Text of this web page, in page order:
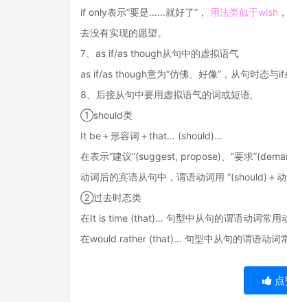
if only表示“要是……就好了”，
用法类似于wish
去没有实现的愿望。
7、as if/as though从句中的虚拟语气
as if/as though意为“仿佛、好像”，从句时态与if
8、后接从句中要用虚拟语气的词或短语,
①should类
It be＋形容词＋that… (should)…
在表示“建议”(suggest, propose)、“要求
动词后的宾语从句中，谓语动词用 “(should)＋动
②过去时态类
在It is time (that)… 句型中从句的谓语动词常用
在would rather (that)… 句型中从句的谓语动词
点